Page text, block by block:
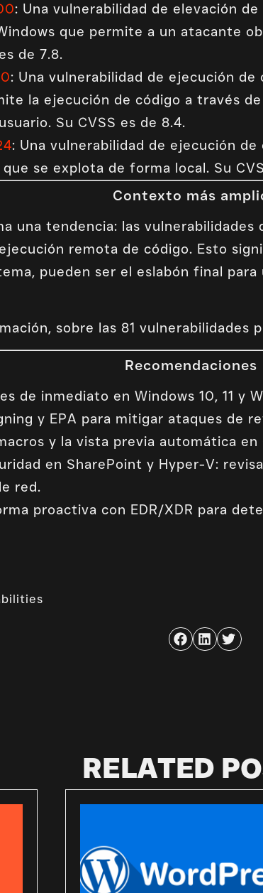
: Una vulnerabilidad de elevación
que permite a un atacante
de 7.8.
: Una vulnerabilidad de ejecución
la ejecución de código a través
Su CVSS es de 8.4.
: Una vulnerabilidad de ejecución
que se explota de forma local. Su
Contexto más
una tendencia: las vulnerabilidades
remota de código. Esto
pueden ser el eslabón final
sobre las 81 vulnerabilidades
Recomendaciones
de inmediato en Windows 10, 11 y
y EPA para mitigar ataques de
y la vista previa automática
en SharePoint y Hyper-V:
red.
proactiva con EDR/XDR para
RELATED